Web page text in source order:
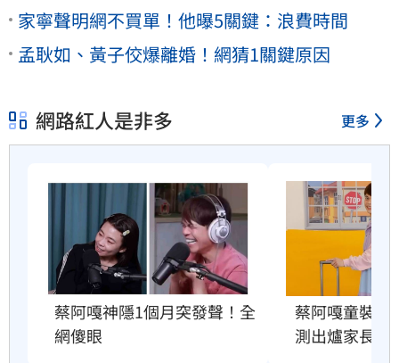
家寧聲明網不買單！他曝5關鍵：浪費時間
孟耿如、黃子佼爆離婚！網猜1關鍵原因
網路紅人是非多 更多
蔡阿嘎神隱1個月突發聲！全
網傻眼
蔡阿嘎童裝爆
測出爐家長傻